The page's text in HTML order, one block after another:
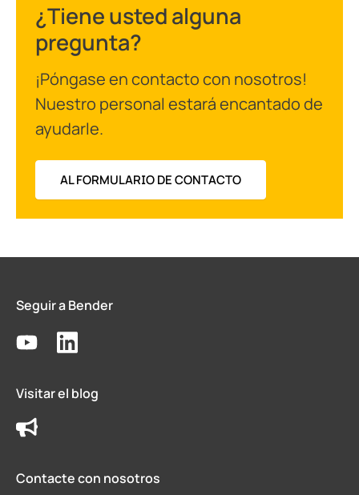
¿Tiene usted alguna
pregunta?
¡Póngase en contacto con nosotros!
Nuestro personal estará encantado de
ayudarle.
AL FORMULARIO DE CONTACTO
Seguir a Bender
Visitar el blog
Contacte con nosotros